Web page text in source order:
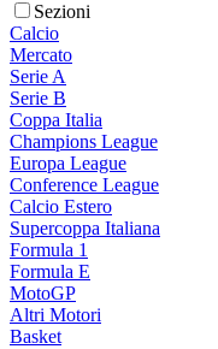
Sezioni
Calcio
Mercato
Serie A
Serie B
Coppa Italia
Champions League
Europa League
Conference League
Calcio Estero
Supercoppa Italiana
Formula 1
Formula E
MotoGP
Altri Motori
Basket